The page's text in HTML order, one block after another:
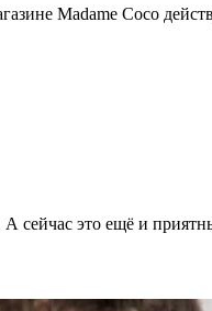
Madame Coco
это ещё и